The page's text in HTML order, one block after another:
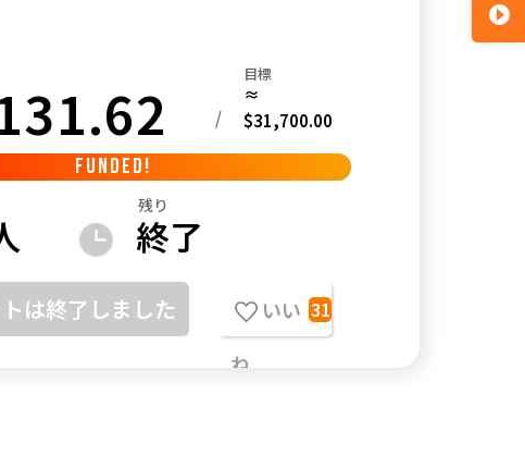
/
目標
≈
$31,700.00
FUNDED!
残り
終了
は終了しました
いい
ね
31